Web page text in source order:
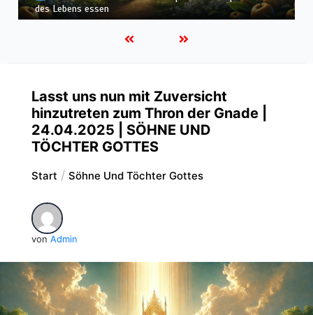
Himmelreich erben
Lasst uns nun mit Zuversicht
hinzutreten zum Thron der Gnade |
24.04.2025 | SÖHNE UND
TÖCHTER GOTTES
Start Söhne Und Töchter Gottes
von Admin